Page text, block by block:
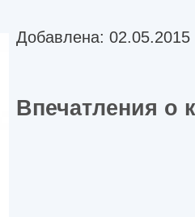
Добавлена: 02.05.2015
Впечатления о